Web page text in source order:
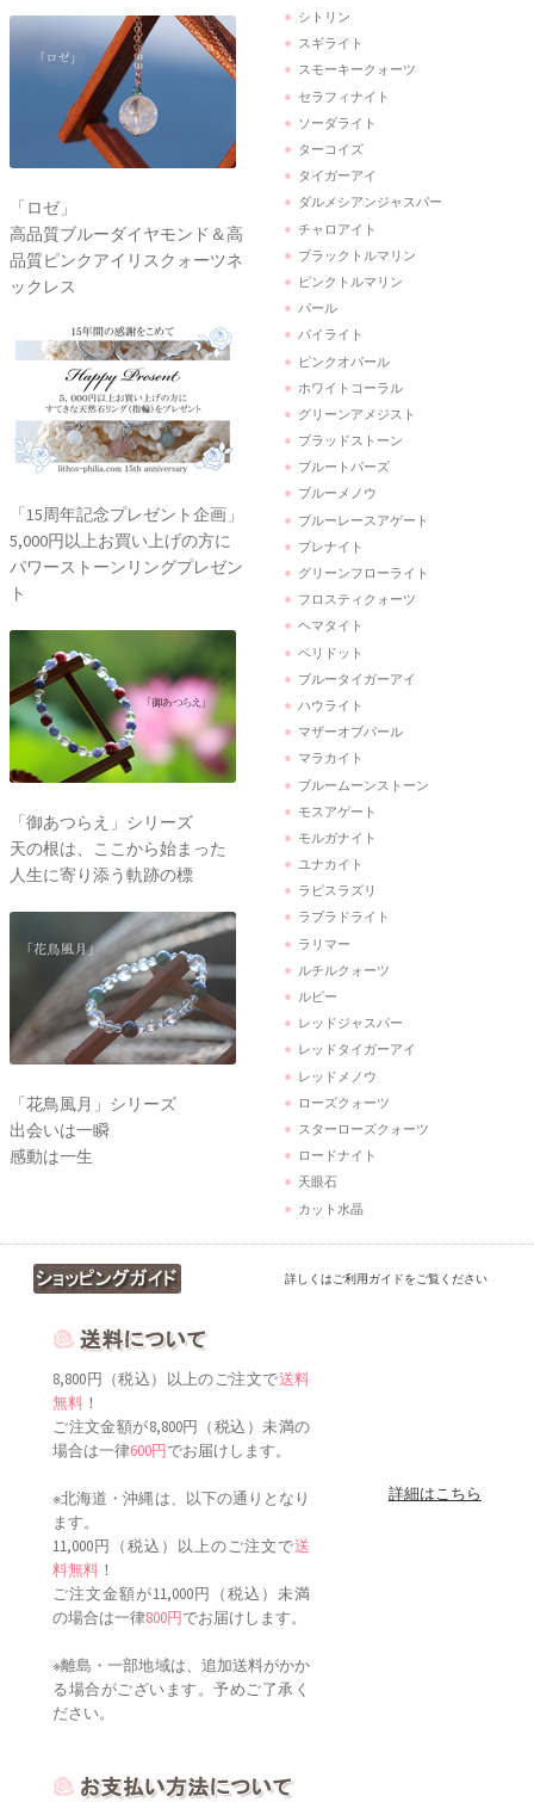
「ロゼ」
高品質ブルーダイヤモンド＆高
品質ピンクアイリスクォーツネ
ックレス
「15周年記念プレゼント企画」
5,000円以上お買い上げの方に
パワーストーンリングプレゼン
ト
「御あつらえ」シリーズ
天の根は、ここから始まった
人生に寄り添う軌跡の標
「花鳥風月」シリーズ
出会いは一瞬
感動は一生
シトリン
スギライト
スモーキークォーツ
セラフィナイト
ソーダライト
ターコイズ
タイガーアイ
ダルメシアンジャスパー
チャロアイト
ブラックトルマリン
ピンクトルマリン
パール
パイライト
ピンクオパール
ホワイトコーラル
グリーンアメジスト
ブラッドストーン
ブルートパーズ
ブルーメノウ
ブルーレースアゲート
プレナイト
グリーンフローライト
フロスティクォーツ
ヘマタイト
ペリドット
ブルータイガーアイ
ハウライト
マザーオブパール
マラカイト
ブルームーンストーン
モスアゲート
モルガナイト
ユナカイト
ラピスラズリ
ラブラドライト
ラリマー
ルチルクォーツ
ルビー
レッドジャスパー
レッドタイガーアイ
レッドメノウ
ローズクォーツ
スターローズクォーツ
ロードナイト
天眼石
カット水晶
詳しくはご利用ガイドをご覧ください
8,800円（税込）以上のご注文で送料
無料 ！
ご注文金額が8,800円（税込）未満の
場合は一律600円でお届けします。
※北海道・沖縄は、以下の通りとなり
ます。
11,000円（税込）以上のご注文で送
料無料 ！
ご注文金額が11,000円（税込）未満
の場合は一律800円でお届けします。
※離島・一部地域は、追加送料がかか
る場合がございます。予めご了承く
ださい。
詳細はこちら